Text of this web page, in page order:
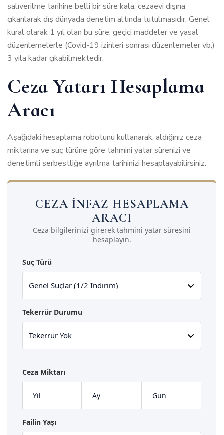
salıverilme tarihine belli bir süre kala, cezaevi dışına
çıkarılarak dış dünyada denetim altında tutulmasıdır. Genel
kural olarak 1 yıl olan bu süre, geçici maddeler ve yasal
düzenlemelerle (Covid-19 izinleri sonrası düzenlemeler vb.)
3 yıla kadar çıkabilmektedir.
Ceza Yatarı Hesaplama
Aracı
Aşağıdaki hesaplama robotunu kullanarak, aldığınız ceza
miktarına ve suç türüne göre tahmini yatar sürenizi ve
denetimli serbestliğe ayrılma tarihinizi hesaplayabilirsiniz.
CEZA İNFAZ HESAPLAMA
ARACI
Ceza bilgilerinizi girerek tahmini yatar süresini
hesaplayın.
Suç Türü
Tekerrür Durumu
Ceza Miktarı
Failin Yaşı